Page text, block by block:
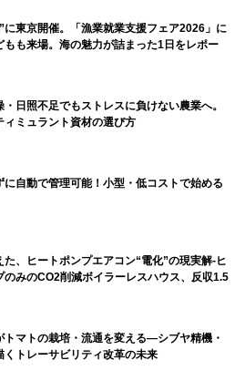
に東京開催。「漁業就業支援フェア2026」に
もも来場。海の魅力が詰まった1日をレポー
・日照不足でもストレスに負けない農業へ。
ィミュラント資材の選び方
に自動で管理可能！小型・低コストで始める
た、ヒートポンプエアコン“電化”の現実解-ヒ
のみのCO2削減ボイラーレスハウス、反収1.5
トマトの栽培・流通を変える―シブヤ精機・
くトレーサビリティ改革の未来